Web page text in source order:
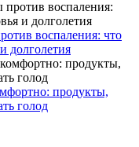
воспаления: что
долголетия
продукты,
голод